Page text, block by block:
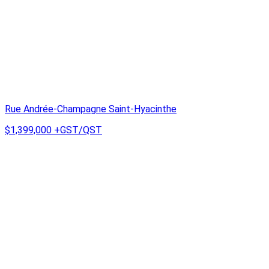
Rue Andrée-Champagne Saint-Hyacinthe
$1,399,000 +GST/QST